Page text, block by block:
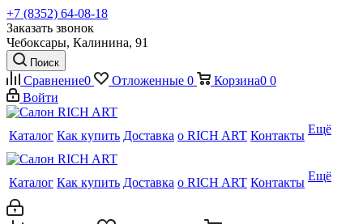
+7 (8352) 64-08-18
Заказать звонок
Чебоксары, Калинина, 91
Поиск
Сравнение0 Отложенные 0 Корзина0 0
Войти
Каталог Как купить Доставка о RICH ART Контакты Ещё
Каталог Как купить Доставка о RICH ART Контакты Ещё